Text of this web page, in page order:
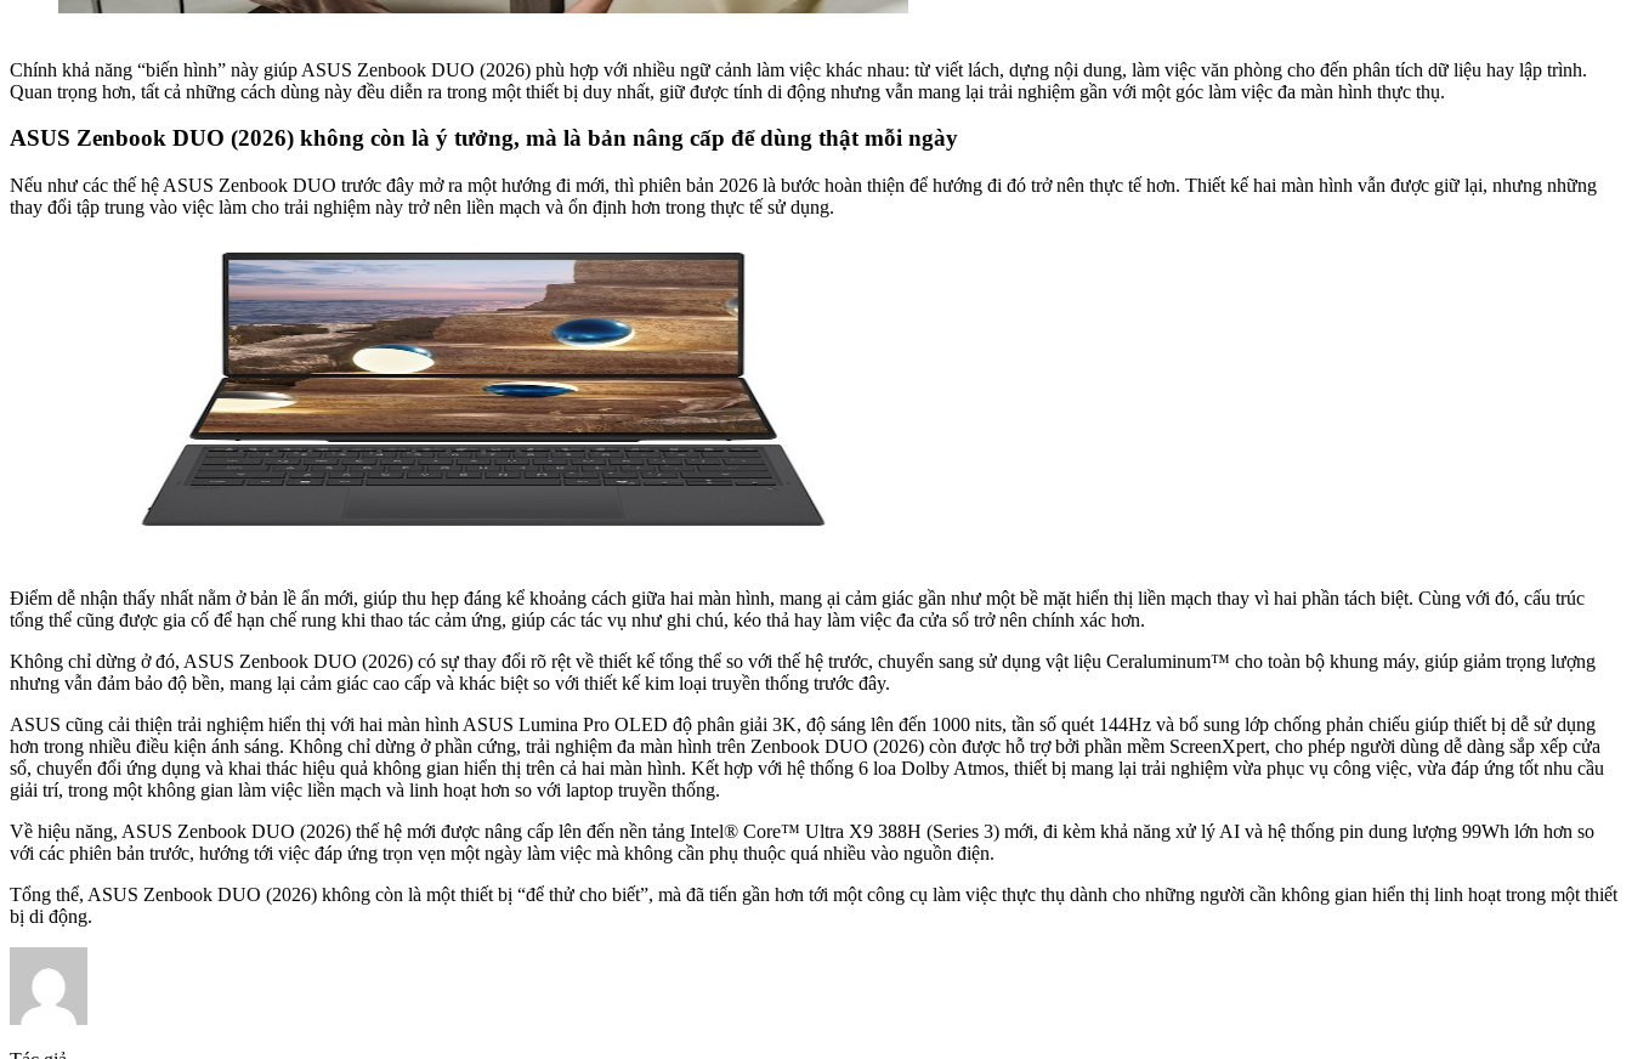
Chính khả năng “biến hình” này giúp ASUS Zenbook DUO (2026) phù hợp với nhiều ngữ cảnh làm việc khác nhau: từ viết lách, dựng nội dung, làm việc văn phòng cho đến phân tích dữ liệu hay lập trình.
Quan trọng hơn, tất cả những cách dùng này đều diễn ra trong một thiết bị duy nhất, giữ được tính di động nhưng vẫn mang lại trải nghiệm gần với một góc làm việc đa màn hình thực thụ.
ASUS Zenbook DUO (2026) không còn là ý tưởng, mà là bản nâng cấp để dùng thật mỗi ngày
Nếu như các thế hệ ASUS Zenbook DUO trước đây mở ra một hướng đi mới, thì phiên bản 2026 là bước hoàn thiện để hướng đi đó trở nên thực tế hơn. Thiết kế hai màn hình vẫn được giữ lại, nhưng những
thay đổi tập trung vào việc làm cho trải nghiệm này trở nên liền mạch và ổn định hơn trong thực tế sử dụng.
Điểm dễ nhận thấy nhất nằm ở bản lề ẩn mới, giúp thu hẹp đáng kể khoảng cách giữa hai màn hình, mang ại cảm giác gần như một bề mặt hiển thị liền mạch thay vì hai phần tách biệt. Cùng với đó, cấu trúc
tổng thể cũng được gia cố để hạn chế rung khi thao tác cảm ứng, giúp các tác vụ như ghi chú, kéo thả hay làm việc đa cửa sổ trở nên chính xác hơn.
Không chỉ dừng ở đó, ASUS Zenbook DUO (2026) có sự thay đổi rõ rệt về thiết kế tổng thể so với thế hệ trước, chuyển sang sử dụng vật liệu Ceraluminum™ cho toàn bộ khung máy, giúp giảm trọng lượng
nhưng vẫn đảm bảo độ bền, mang lại cảm giác cao cấp và khác biệt so với thiết kế kim loại truyền thống trước đây.
ASUS cũng cải thiện trải nghiệm hiển thị với hai màn hình ASUS Lumina Pro OLED độ phân giải 3K, độ sáng lên đến 1000 nits, tần số quét 144Hz và bổ sung lớp chống phản chiếu giúp thiết bị dễ sử dụng
hơn trong nhiều điều kiện ánh sáng. Không chỉ dừng ở phần cứng, trải nghiệm đa màn hình trên Zenbook DUO (2026) còn được hỗ trợ bởi phần mềm ScreenXpert, cho phép người dùng dễ dàng sắp xếp cửa
sổ, chuyển đổi ứng dụng và khai thác hiệu quả không gian hiển thị trên cả hai màn hình. Kết hợp với hệ thống 6 loa Dolby Atmos, thiết bị mang lại trải nghiệm vừa phục vụ công việc, vừa đáp ứng tốt nhu cầu
giải trí, trong một không gian làm việc liền mạch và linh hoạt hơn so với laptop truyền thống.
Về hiệu năng, ASUS Zenbook DUO (2026) thế hệ mới được nâng cấp lên đến nền tảng Intel® Core™ Ultra X9 388H (Series 3) mới, đi kèm khả năng xử lý AI và hệ thống pin dung lượng 99Wh lớn hơn so
với các phiên bản trước, hướng tới việc đáp ứng trọn vẹn một ngày làm việc mà không cần phụ thuộc quá nhiều vào nguồn điện.
Tổng thể, ASUS Zenbook DUO (2026) không còn là một thiết bị “để thử cho biết”, mà đã tiến gần hơn tới một công cụ làm việc thực thụ dành cho những người cần không gian hiển thị linh hoạt trong một thiết
bị di động.